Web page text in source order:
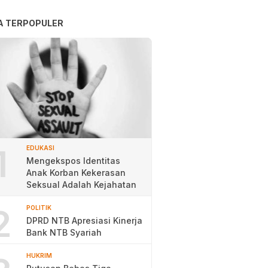
TERPOPULER
EDUKASI
Mengekspos Identitas
Anak Korban Kekerasan
Seksual Adalah Kejahatan
POLITIK
DPRD NTB Apresiasi Kinerja
Bank NTB Syariah
HUKRIM